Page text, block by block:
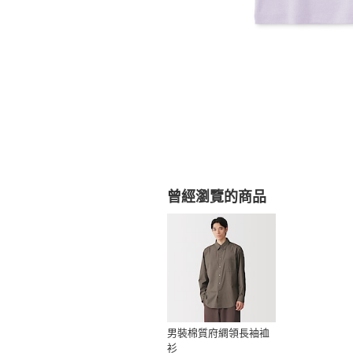
曾經瀏覽的商品
男裝棉質府綢領長袖裇
衫